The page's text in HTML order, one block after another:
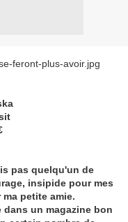
pas quelqu'un de
insipide pour mes
petite amie.
un magazine bon